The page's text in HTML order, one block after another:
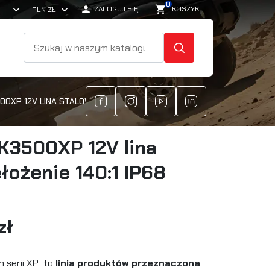
 ZALOGUJ SIĘ shopping_cart0 KOSZYK
SZUKAJ
12V LINA STALOWA PRZEŁOŻENIE 140:1 IP68
12V lina
140:1 IP68
serii XP to linia produktów przeznaczona